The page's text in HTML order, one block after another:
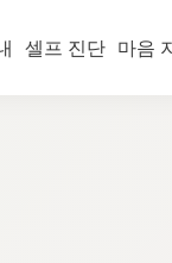
셀프 진단 마음